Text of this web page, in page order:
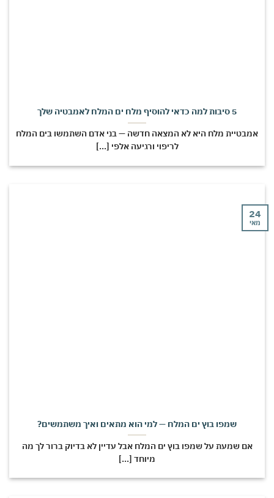
5 סיבות למה כדאי להוסיף מלח ים המלח לאמבטיה שלך
אמבטיית מלח היא לא המצאה חדשה — בני אדם השתמשו בים המלח
לריפוי ורגיעה אלפי [...]
שמפו בוץ ים המלח — למי הוא מתאים ואיך משתמשים?
אם שמעת על שמפו בוץ ים המלח אבל עדיין לא בדיוק ברור לך מה
מיוחד [...]
24
מאי